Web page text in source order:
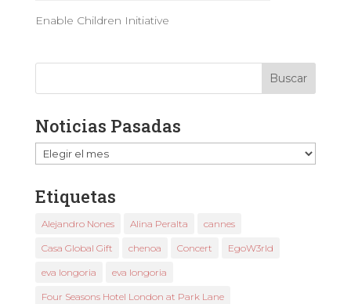
Enable Children Initiative
Noticias Pasadas
Noticias
Pasadas
Etiquetas
Alejandro Nones Alina Peralta cannes
Casa Global Gift chenoa Concert EgoW3rld
eva longoria eva longoria
Four Seasons Hotel London at Park Lane